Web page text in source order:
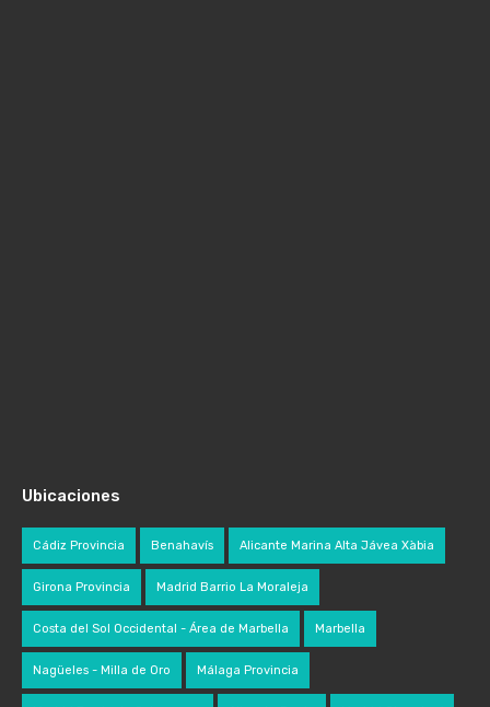
Ubicaciones
Cádiz Provincia Benahavís Alicante Marina Alta Jávea Xàbia
Girona Provincia Madrid Barrio La Moraleja
Costa del Sol Occidental - Área de Marbella Marbella
Nagüeles - Milla de Oro Málaga Provincia